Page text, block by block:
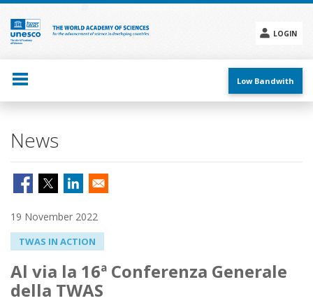
Skip
main
content
LOGIN
menu
Low Bandwith
News
19 November 2022
TWAS IN ACTION
Al via la 16ª Conferenza Generale
della TWAS